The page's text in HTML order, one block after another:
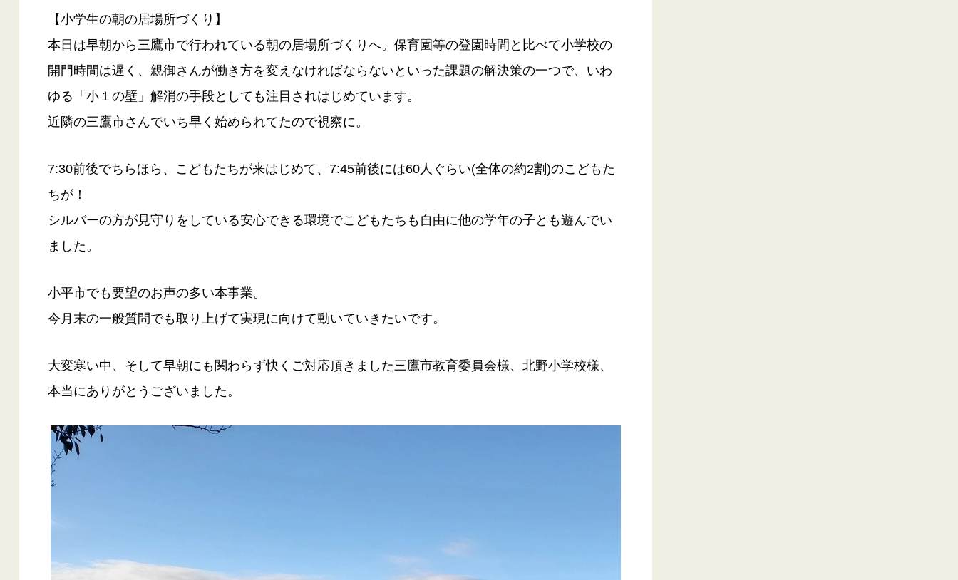
【小学生の朝の居場所づくり】
本日は早朝から三鷹市で行われている朝の居場所づくりへ。保育園等の登園時間と比べて小学校の
開門時間は遅く、親御さんが働き方を変えなければならないといった課題の解決策の一つで、いわ
ゆる「小１の壁」解消の手段としても注目されはじめています。
近隣の三鷹市さんでいち早く始められてたので視察に。
7:30前後でちらほら、こどもたちが来はじめて、7:45前後には60人ぐらい(全体の約2割)のこどもた
ちが！
シルバーの方が見守りをしている安心できる環境でこどもたちも自由に他の学年の子とも遊んでい
ました。
小平市でも要望のお声の多い本事業。
今月末の一般質問でも取り上げて実現に向けて動いていきたいです。
大変寒い中、そして早朝にも関わらず快くご対応頂きました三鷹市教育委員会様、北野小学校様、
本当にありがとうございました。